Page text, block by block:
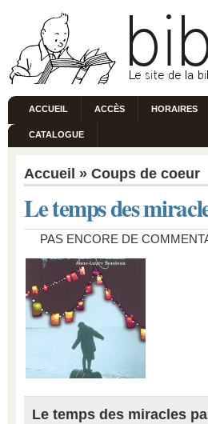
ACCUEIL ACCÈS HORAIRES
CATALOGUE
Accueil » Coups de coeur
Le temps des
PAS ENCORE DE
Le temps des miracles